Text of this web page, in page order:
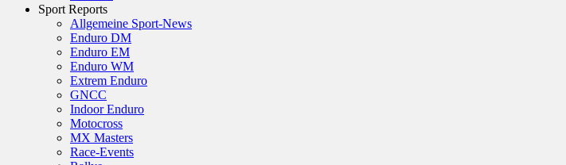
Sport Reports
Allgemeine Sport-News
Enduro DM
Enduro EM
Enduro WM
Extrem Enduro
GNCC
Indoor Enduro
Motocross
MX Masters
Race-Events